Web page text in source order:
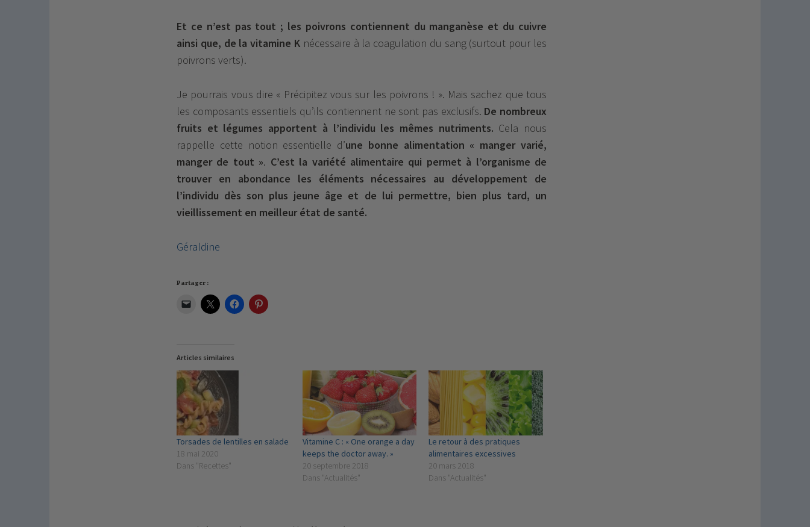
Et ce n’est pas tout ; les poivrons contiennent du manganèse et du cuivre
ainsi que, de la vitamine Knécessaire à la coagulation du sang (surtout pour les
poivrons verts).
Je pourrais vous dire « Précipitez vous sur les poivrons ! ». Mais sachez que tous
les composants essentiels qu’ils contiennent ne sont pas exclusifs. De nombreux
fruits et légumes apportent à l’individu les mêmes nutriments. Cela nous
rappelle cette notion essentielle d’une bonne alimentation « manger varié,
manger de tout ». C’est la variété alimentaire qui permet à l’organisme de
trouver en abondance les éléments nécessaires au développement de
l’individu dès son plus jeune âge et de lui permettre, bien plus tard, un
vieillissement en meilleur état de santé.
Géraldine
Partager :
Articles similaires
Torsades de lentilles en salade
18 mai 2020
Dans "Recettes"
Vitamine C : « One orange a day
keeps the doctor away. »
20 septembre 2018
Dans "Actualités"
Le retour à des pratiques
alimentaires excessives
20 mars 2018
Dans "Actualités"